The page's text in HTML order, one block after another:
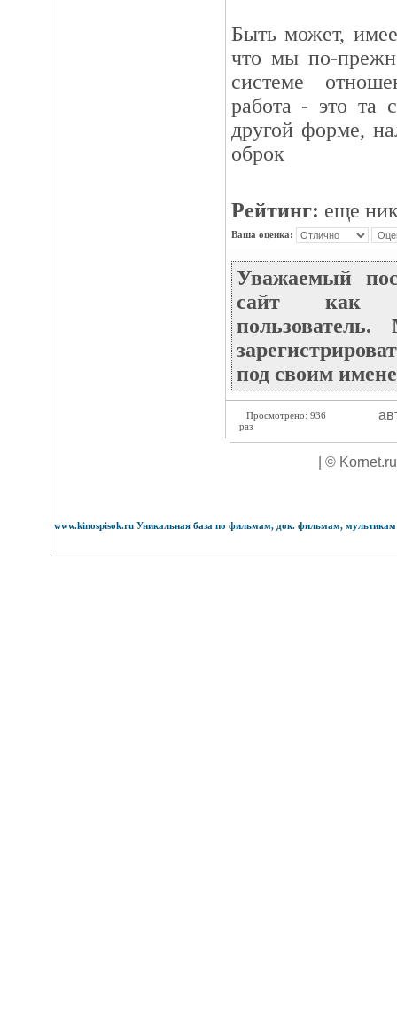
Быть может,
что мы по-
системе
работа - это та
другой форме,
оброк
Рейтинг: еще
Ваша оценка:
Уважаемый
сайт как
под своим
Просмотрено: 936
раз
| ©
www.kinospisok.ru Уникальная база по фильмам, док. фильмам,